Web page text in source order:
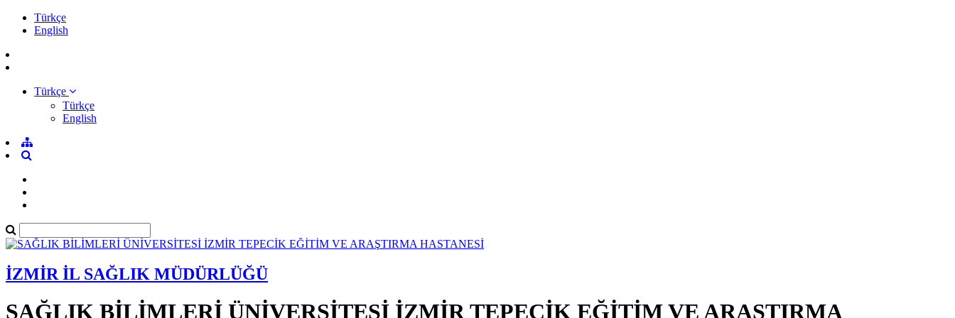
Türkçe
English
Türkçe
Türkçe
English
İZMİR İL SAĞLIK MÜDÜRLÜĞÜ
SAĞLIK BİLİMLERİ ÜNİVERSİTESİ İZMİR TEPECİK EĞİTİM VE ARAŞTIRMA